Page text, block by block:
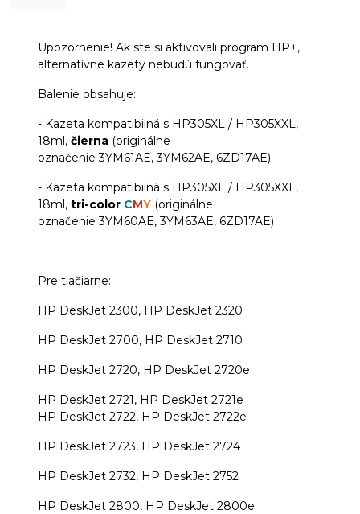
Upozornenie! Ak ste si aktivovali program HP+,
alternatívne kazety nebudú fungovať.
Balenie obsahuje:
- Kazeta kompatibilná s HP305XL / HP305XXL,
18ml, čierna (originálne
označenie 3YM61AE, 3YM62AE, 6ZD17AE)
- Kazeta kompatibilná s HP305XL / HP305XXL,
18ml, tri-color CMY (originálne
označenie 3YM60AE, 3YM63AE, 6ZD17AE)
Pre tlačiarne:
HP DeskJet 2300, HP DeskJet 2320
HP DeskJet 2700, HP DeskJet 2710
HP DeskJet 2720, HP DeskJet 2720e
HP DeskJet 2721, HP DeskJet 2721e
HP DeskJet 2722, HP DeskJet 2722e
HP DeskJet 2723, HP DeskJet 2724
HP DeskJet 2732, HP DeskJet 2752
HP DeskJet 2800, HP DeskJet 2800e